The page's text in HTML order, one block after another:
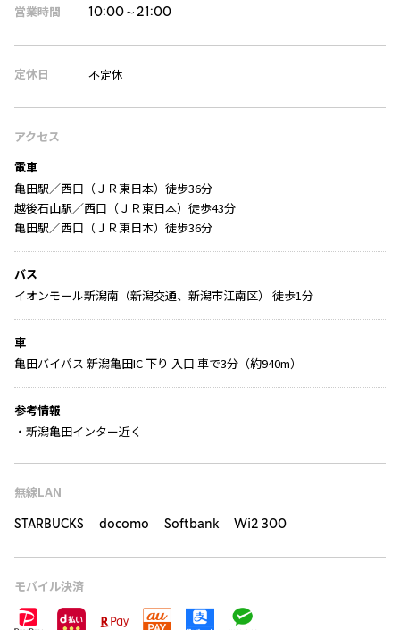
営業時間 10:00～21:00
定休日 不定休
アクセス
電車
亀田駅／西口（ＪＲ東日本）徒歩36分
越後石山駅／西口（ＪＲ東日本）徒歩43分
亀田駅／西口（ＪＲ東日本）徒歩36分
バス
イオンモール新潟南（新潟交通、新潟市江南区） 徒歩1分
車
亀田バイパス 新潟亀田IC 下り 入口 車で3分（約940m）
参考情報
・新潟亀田インター近く
無線LAN
STARBUCKS docomo Softbank Wi2 300
モバイル決済